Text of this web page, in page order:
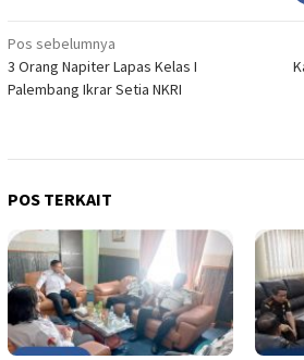
Navigasi
pos
Pos sebelumnya
3 Orang Napiter Lapas Kelas I
Palembang Ikrar Setia NKRI
POS TERKAIT